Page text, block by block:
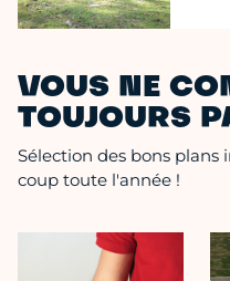
VOUS NE
TOUJOURS
Sélection des bons
coup toute l'année !